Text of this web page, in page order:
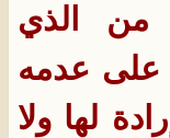
من الذي
على عدمه
لها ولا